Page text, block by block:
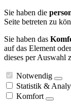
Sie haben die
Seite betreten zu
Sie haben das
auf das Element
dieses per Auswahl
Notwendig
Statistik &
Komfort